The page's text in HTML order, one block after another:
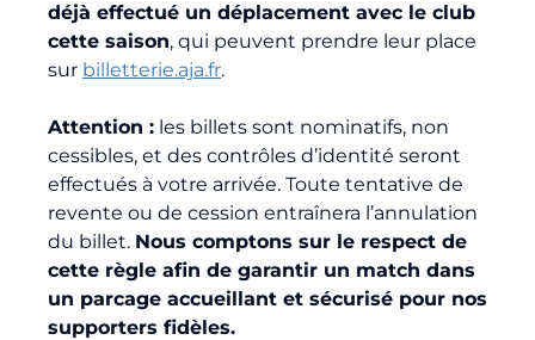
déjà effectué un déplacement avec le club
cette saison, qui peuvent prendre leur place
sur billetterie.aja.fr.
Attention : les billets sont nominatifs, non
cessibles, et des contrôles d’identité seront
effectués à votre arrivée. Toute tentative de
revente ou de cession entraînera l’annulation
du billet. Nous comptons sur le respect de
cette règle afin de garantir un match dans
un parcage accueillant et sécurisé pour nos
supporters fidèles.